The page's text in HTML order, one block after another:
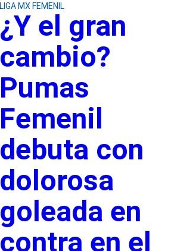
LIGA MX FEMENIL
¿Y el gran
cambio?
Pumas
Femenil
debuta con
dolorosa
goleada en
contra en el